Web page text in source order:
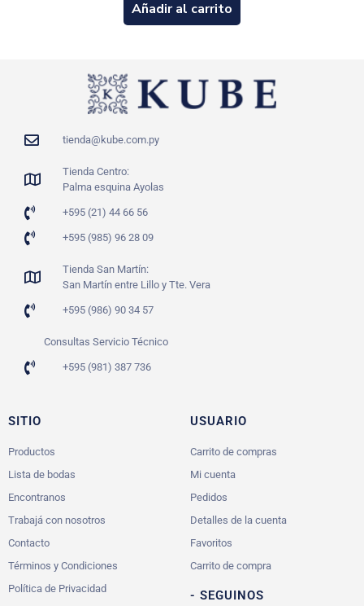
Añadir al carrito
tienda@kube.com.py
Tienda Centro:
Palma esquina Ayolas
+595 (21) 44 66 56
+595 (985) 96 28 09
Tienda San Martín:
San Martín entre Lillo y Tte. Vera
+595 (986) 90 34 57
Consultas Servicio Técnico
+595 (981) 387 736
SITIO
Productos
Lista de bodas
Encontranos
Trabajá con nosotros
Contacto
Términos y Condiciones
Política de Privacidad
USUARIO
Carrito de compras
Mi cuenta
Pedidos
Detalles de la cuenta
Favoritos
Carrito de compra
- SEGUINOS